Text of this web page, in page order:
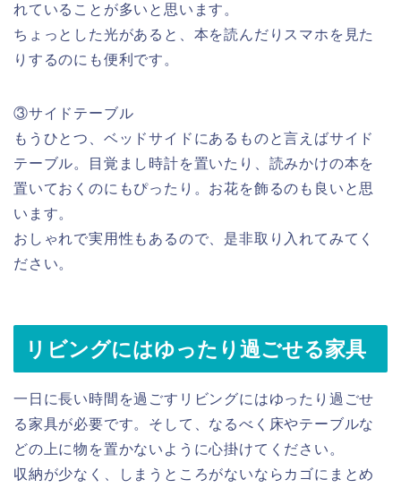
れていることが多いと思います。
ちょっとした光があると、本を読んだりスマホを見た
りするのにも便利です。
③サイドテーブル
もうひとつ、ベッドサイドにあるものと言えばサイド
テーブル。目覚まし時計を置いたり、読みかけの本を
置いておくのにもぴったり。お花を飾るのも良いと思
います。
おしゃれで実用性もあるので、是非取り入れてみてく
ださい。
リビングにはゆったり過ごせる家具
一日に長い時間を過ごすリビングにはゆったり過ごせ
る家具が必要です。そして、なるべく床やテーブルな
どの上に物を置かないように心掛けてください。
収納が少なく、しまうところがないならカゴにまとめ